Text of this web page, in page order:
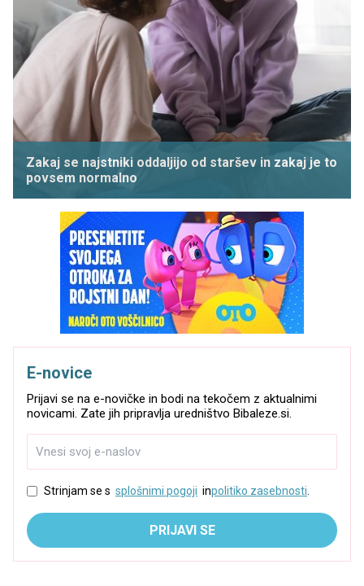
Zakaj se najstniki oddaljijo od staršev in zakaj je to
povsem normalno
E-novice
Prijavi se na e-novičke in bodi na tekočem z aktualnimi
novicami. Zate jih pripravlja uredništvo Bibaleze.si.
Strinjam se s splošnimi pogoji inpolitiko zasebnosti
PRIJAVI SE